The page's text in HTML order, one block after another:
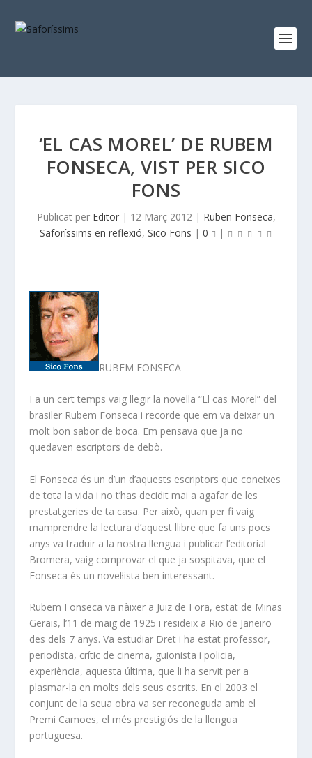
‘EL CAS MOREL’ DE RUBEM
FONSECA, VIST PER SICO
FONS
Publicat per Editor| 12 Març 2012| Ruben Fonseca,
Saforíssims en reflexió, Sico Fons | 0 |
RUBEM FONSECA
Fa un cert temps vaig llegir la novel·la “El cas Morel” del
brasiler Rubem Fonseca i recorde que em va deixar un
molt bon sabor de boca. Em pensava que ja no
quedaven escriptors de debò.
El Fonseca és un d’un d’aquests escriptors que coneixes
de tota la vida i no t’has decidit mai a agafar de les
prestatgeries de ta casa. Per això, quan per fi vaig
mamprendre la lectura d’aquest llibre que fa uns pocs
anys va traduir a la nostra llengua i publicar l’editorial
Bromera, vaig comprovar el que ja sospitava, que el
Fonseca és un novel·lista ben interessant.
Rubem Fonseca va nàixer a Juiz de Fora, estat de Minas
Gerais, l’11 de maig de 1925 i resideix a Rio de Janeiro
des dels 7 anys. Va estudiar Dret i ha estat professor,
periodista, crític de cinema, guionista i policia,
experiència, aquesta última, que li ha servit per a
plasmar-la en molts dels seus escrits. En el 2003 el
conjunt de la seua obra va ser reconeguda amb el
Premi Camoes, el més prestigiós de la llengua
portuguesa.